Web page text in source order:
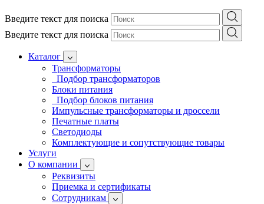
Введите текст для поиска
Введите текст для поиска
Каталог
Трансформаторы
Подбор трансформаторов
Блоки питания
Подбор блоков питания
Импульсные трансформаторы и дроссели
Печатные платы
Светодиоды
Комплектующие и сопутствующие товары
Услуги
О компании
Реквизиты
Приемка и сертификаты
Сотрудникам